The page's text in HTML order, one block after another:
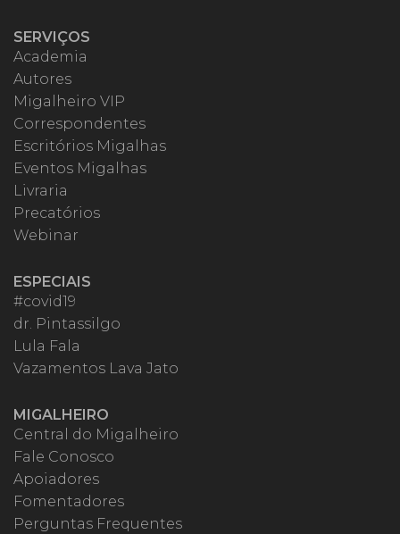
SERVIÇOS
Academia
Autores
Migalheiro VIP
Correspondentes
Escritórios Migalhas
Eventos Migalhas
Livraria
Precatórios
Webinar
ESPECIAIS
#covid19
dr. Pintassilgo
Lula Fala
Vazamentos Lava Jato
MIGALHEIRO
Central do Migalheiro
Fale Conosco
Apoiadores
Fomentadores
Perguntas Frequentes